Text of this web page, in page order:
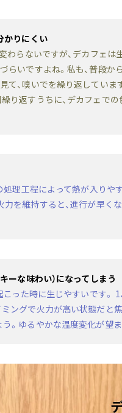
かりにくい
わらないですが、デカフェ
らいですよね。私も、普段
て、嗅いでを繰り返してい
り返すうちに、デカフェで
処理工程によって熱が入り
を維持すると、進行が早く
ーな味わい）になってしまう
こった時に生じやすいです
ングで火力が高い状態だと焦
。ゆるやかな温度変化が望ま